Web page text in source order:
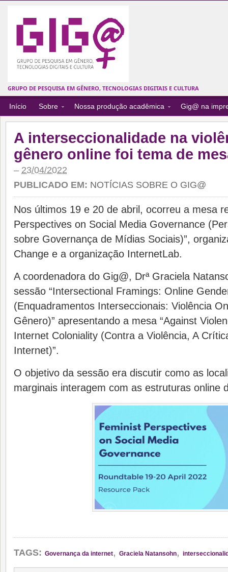
GRUPO DE PESQUISA EM GÊNERO, TECNOLOGIAS DIGITAIS E CULTURA
Início Sobre Nossa produção acadêmica Gig@ na
A interseccionalidade na
gênero online foi tema de
– 23/04/2022
PUBLICADO EM: NOTÍCIAS SOBRE O GIG@
Nos últimos 19 e 20 de abril, ocorreu a mesa
Perspectives on Social Media Governance
sobre Governança de Mídias Sociais)”,
Change e a organização InternetLab.
A coordenadora do Gig@, Drª Graciela
sessão “Intersectional Framings: Online
(Enquadramentos Interseccionais: Violência
Gênero)” apresentando a mesa “Against
Internet Coloniality (Contra a Violência, A
Internet)”.
O objetivo da sessão era discutir como as
marginais interagem com as estruturas online
TAGS: Governança da internet, Graciela Natansohn,